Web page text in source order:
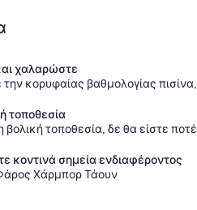
χαλαρώστε
κορυφαίας βαθμολογίας
τοποθεσία
βολική τοποθεσία, δε θα είστε
κοντινά σημεία ενδιαφέροντος
Χάρμπορ Τάουν